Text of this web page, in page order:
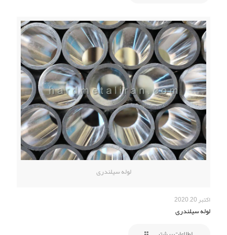
لوله سیلندری
اکتبر 20, 2020
لوله سیلندری